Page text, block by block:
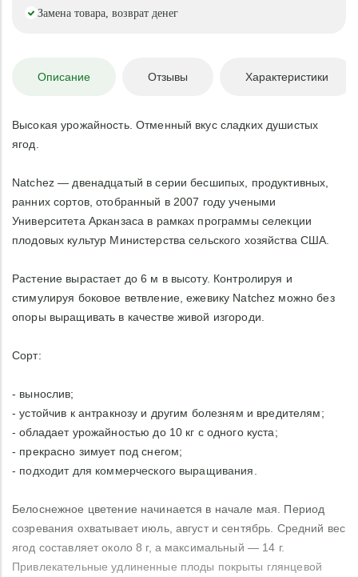
Замена товара, возврат денег
Описание Отзывы Характеристики
Высокая урожайность. Отменный вкус сладких душистых
ягод.
Natchez — двенадцатый в серии бесшипых, продуктивных,
ранних сортов, отобранный в 2007 году учеными
Университета Арканзаса в рамках программы селекции
плодовых культур Министерства сельского хозяйства США.
Растение вырастает до 6 м в высоту. Контролируя и
стимулируя боковое ветвление, ежевику Natchez можно без
опоры выращивать в качестве живой изгороди.
Сорт:
- вынослив;
- устойчив к антракнозу и другим болезням и вредителям;
- обладает урожайностью до 10 кг с одного куста;
- прекрасно зимует под снегом;
- подходит для коммерческого выращивания.
Белоснежное цветение начинается в начале мая. Период
созревания охватывает июль, август и сентябрь. Средний вес
ягод составляет около 8 г, а максимальный — 14 г.
Привлекательные удлиненные плоды покрыты глянцевой